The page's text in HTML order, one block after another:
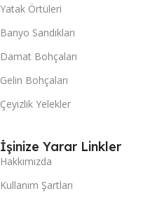
Yatak Örtüleri
Banyo Sandıkları
Damat Bohçaları
Gelin Bohçaları
Çeyizlik Yelekler
İşinize Yarar Linkler
Hakkımızda
Kullanım Şartları